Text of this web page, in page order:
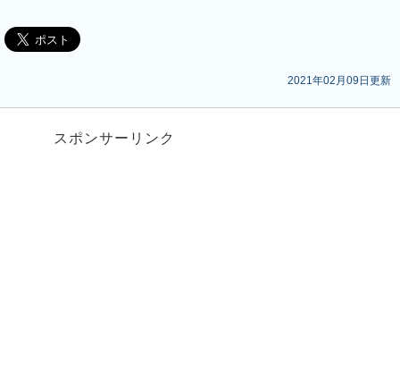
2021年02月09日更新
スポンサーリンク